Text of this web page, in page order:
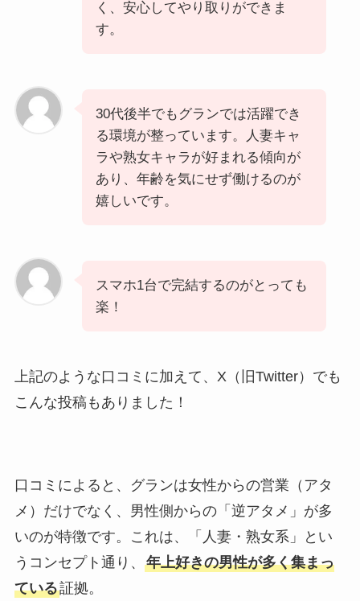
く、安心してやり取りができま
す。
30代後半でもグランでは活躍でき
る環境が整っています。人妻キャ
ラや熟女キャラが好まれる傾向が
あり、年齢を気にせず働けるのが
嬉しいです。
スマホ1台で完結するのがとっても
楽！
上記のような口コミに加えて、X（旧Twitter）でも
こんな投稿もありました！
口コミによると、グランは女性からの営業（アタ
メ）だけでなく、男性側からの「逆アタメ」が多
いのが特徴です。これは、「人妻・熟女系」とい
うコンセプト通り、 年上好きの男性が多く集まっ
ている証拠。